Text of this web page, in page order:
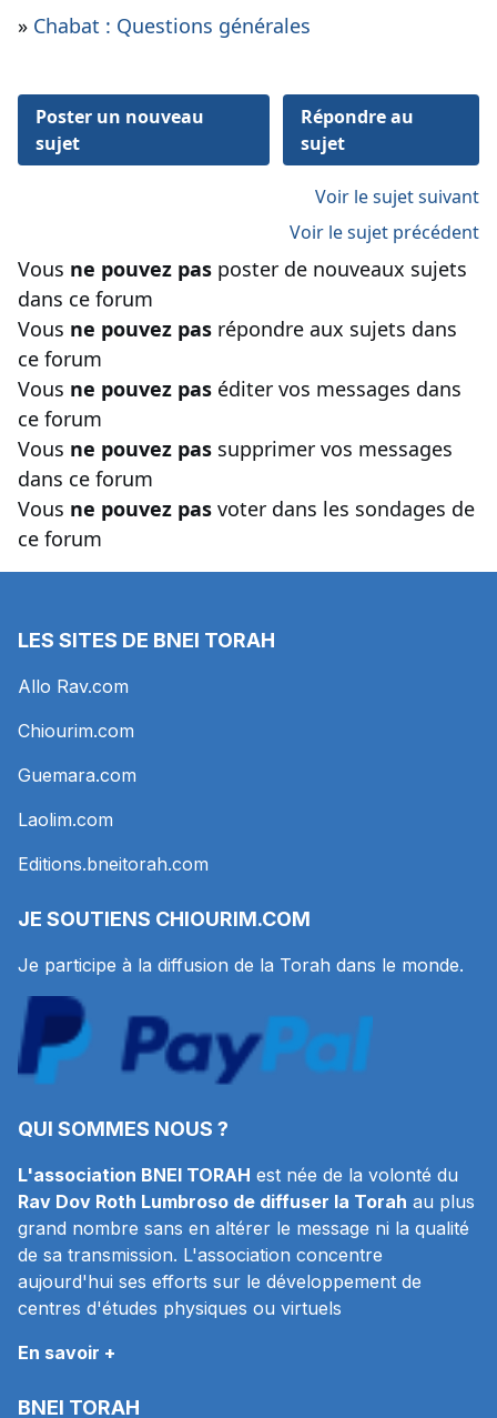
» Chabat : Questions générales
Poster un nouveau
sujet
Répondre au
sujet
Voir le sujet suivant
Voir le sujet précédent
Vous ne pouvez pas poster de nouveaux sujets
dans ce forum
Vous ne pouvez pas répondre aux sujets dans
ce forum
Vous ne pouvez pas éditer vos messages dans
ce forum
Vous ne pouvez pas supprimer vos messages
dans ce forum
Vous ne pouvez pas voter dans les sondages de
ce forum
LES SITES DE BNEI TORAH
Allo Rav.com
Chiourim.com
Guemara.com
Laolim.com
Editions.bneitorah.com
JE SOUTIENS CHIOURIM.COM
Je participe à la diffusion de la Torah dans le monde.
QUI SOMMES NOUS ?
L'association BNEI TORAH est née de la volonté du
Rav Dov Roth Lumbroso de diffuser la Torah au plus
grand nombre sans en altérer le message ni la qualité
de sa transmission. L'association concentre
aujourd'hui ses efforts sur le développement de
centres d'études physiques ou virtuels
En savoir +
BNEI TORAH